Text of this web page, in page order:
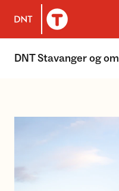
Til DNT.no forside
DNT Stavanger og